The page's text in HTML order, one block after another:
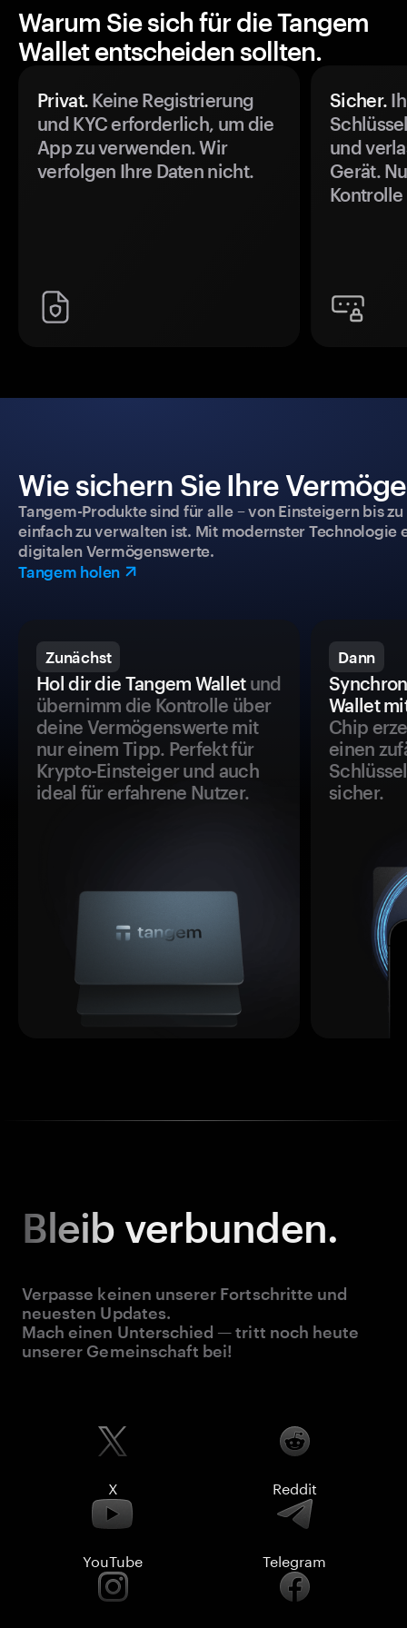
Warum Sie sich für die Tangem
Wallet entscheiden sollten.
Privat. Keine Registrierung
und KYC erforderlich, um die
App zu verwenden. Wir
verfolgen Ihre Daten nicht.
Sicher.
und
Gerät.
Wie sichern Sie Ihre
Tangem-Produkte sind für alle – von Einsteigern bis
einfach zu verwalten ist. Mit modernster
digitalen Vermögenswerte.
Tangem holen
Zunächst
Hol dir die Tangem Walletund
übernimm die Kontrolle über
deine Vermögenswerte mit
nur einem Tipp. Perfekt für
Krypto-Einsteiger und auch
ideal für erfahrene Nutzer.
Dann
Wallet
Chip
einen
sicher.
Bleib verbunden.
Verpasse keinen unserer Fortschritte und
neuesten Updates.
Mach einen Unterschied — tritt noch heute
unserer Gemeinschaft bei!
X Reddit
YouTube Telegram